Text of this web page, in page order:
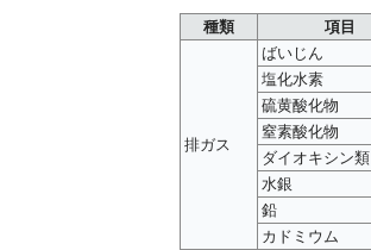
種類 項目
排ガス
ばいじん
塩化水素
硫黄酸化物
窒素酸化物
ダイオキシン類
水銀
鉛
カドミウム